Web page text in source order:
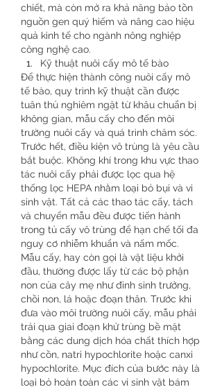
chiết, mà còn mở ra khả năng bảo tồn
nguồn gen quý hiếm và nâng cao hiệu
quả kinh tế cho ngành nông nghiệp
công nghệ cao.
Kỹ thuật nuôi cấy mô tế bào
Để thực hiện thành công nuôi cấy mô
tế bào, quy trình kỹ thuật cần được
tuân thủ nghiêm ngặt từ khâu chuẩn bị
không gian, mẫu cấy cho đến môi
trường nuôi cấy và quá trình chăm sóc.
Trước hết, điều kiện vô trùng là yêu cầu
bắt buộc. Không khí trong khu vực thao
tác nuôi cấy phải được lọc qua hệ
thống lọc HEPA nhằm loại bỏ bụi và vi
sinh vật. Tất cả các thao tác cấy, tách
và chuyển mẫu đều được tiến hành
trong tủ cấy vô trùng để hạn chế tối đa
nguy cơ nhiễm khuẩn và nấm mốc.
Mẫu cấy, hay còn gọi là vật liệu khởi
đầu, thường được lấy từ các bộ phận
non của cây mẹ như đỉnh sinh trưởng,
chồi non, lá hoặc đoạn thân. Trước khi
đưa vào môi trường nuôi cấy, mẫu phải
trải qua giai đoạn khử trùng bề mặt
bằng các dung dịch hóa chất thích hợp
như cồn, natri hypochlorite hoặc canxi
hypochlorite. Mục đích của bước này là
loại bỏ hoàn toàn các vi sinh vật bám